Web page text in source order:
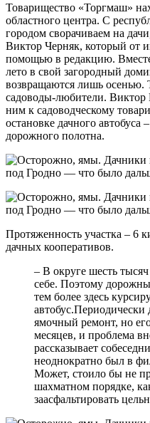
Товарищество «Торгмаш»
областного центра. С
городом сворачиваем на
Виктор Черняк, который от
помощью в редакцию.
лето в свой загородный
возвращаются лишь осенью.
садоводы-любители. Виктор
ним к садоводческому
остановке дачного автобуса
дорожного полотна.
Протяженность участка – 6
дачных кооперативов.
– В округе шесть тысяч
себе. Поэтому
тем более здесь
ямочный ремонт, но
месяцев, и проблема
рассказывает
неоднократно был в
Может, стоило бы не
шахматном порядке,
заасфальтировать